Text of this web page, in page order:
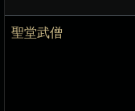
聖堂武僧